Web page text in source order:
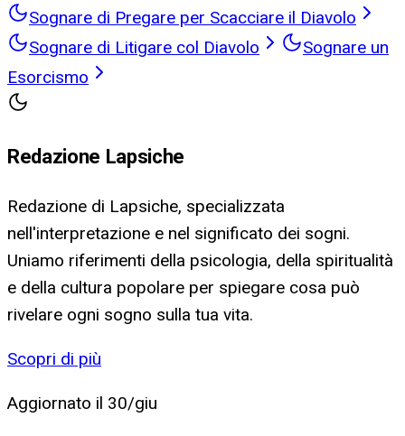
Sognare di Pregare per Scacciare il Diavolo
Sognare di Litigare col Diavolo
Sognare un
Esorcismo
Redazione Lapsiche
Redazione di Lapsiche, specializzata
nell'interpretazione e nel significato dei sogni.
Uniamo riferimenti della psicologia, della spiritualità
e della cultura popolare per spiegare cosa può
rivelare ogni sogno sulla tua vita.
Scopri di più
Aggiornato il 30/giu